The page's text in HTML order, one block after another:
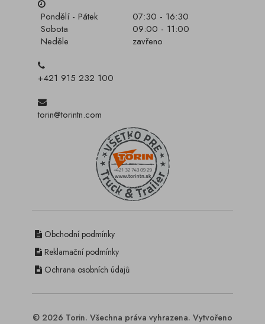
Pondělí - Pátek
07:30 - 16:30
Sobota
09:00 - 11:00
Neděle
zavřeno
+421 915 232 100
torin@torintn.com
Obchodní podmínky
Reklamační podmínky
Ochrana osobních údajů
© 2026 Torin. Všechna práva vyhrazena. Vytvořeno